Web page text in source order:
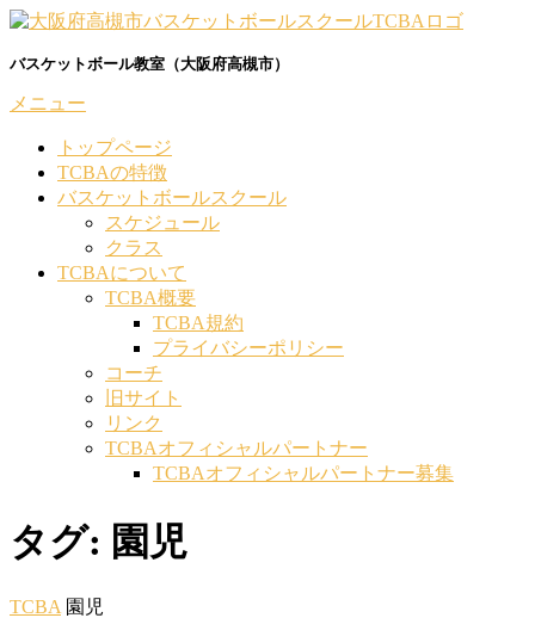
コ
テ
ン
バスケットボール教室（大阪府高槻市）
メニュー
トップページ
TCBAの特徴
バスケットボールスクール
スケジュール
クラス
TCBAについて
TCBA概要
TCBA規約
プライバシーポリシー
コーチ
旧サイト
リンク
TCBAオフィシャルパートナー
TCBAオフィシャルパートナー募集
タグ: 園児
TCBA 園児